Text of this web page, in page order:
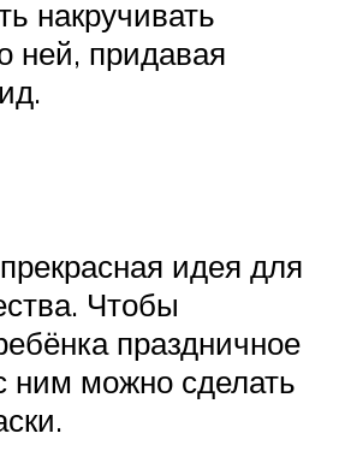
накручивать
ней, придавая
идея для
Чтобы
праздничное
ним можно сделать